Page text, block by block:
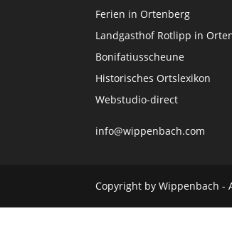
Ferien in Ortenberg
Landgasthof Rotlipp in
Bonifatiusscheune
Historisches Ortslexikon
Webstudio-direct
info@wippenbach.com
Copyright by Wippenbach -